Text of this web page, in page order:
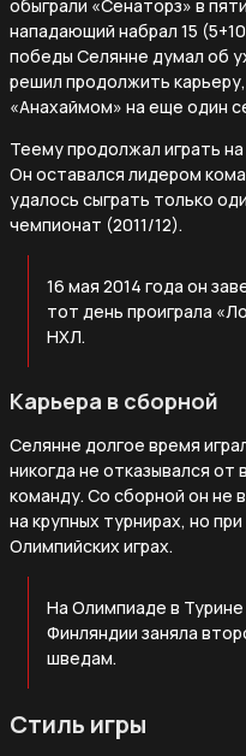
обыграли «Сенаторз» в
нападающий набрал 15
победы Селянне думал об
решил продолжить
«Анахаймом» на еще один
Теему продолжал играть
Он оставался лидером
удалось сыграть только
чемпионат (2011/12).
16 мая 2014 года он
тот день проиграла
НХЛ.
Карьера в сборной
Селянне долгое время
никогда не отказывался
команду. Со сборной он не
на крупных турнирах, но
Олимпийских играх.
На Олимпиаде в
Финляндии заняла
шведам.
Стиль игры